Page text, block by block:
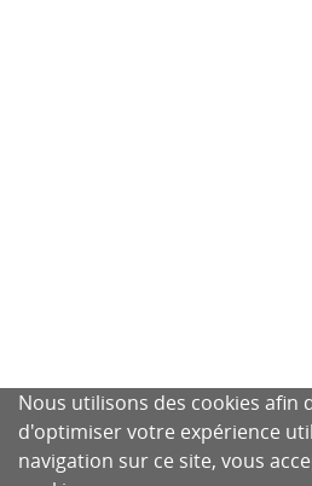
Nous utilisons des cookies afin
d'optimiser votre expérience
navigation sur ce site, vous